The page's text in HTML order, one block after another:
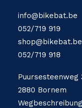
info@bikebat.be
052/719 919
shop@bikebat.be
052/719 918
Puursesteenweg
2880 Bornem
Wegbeschreibung